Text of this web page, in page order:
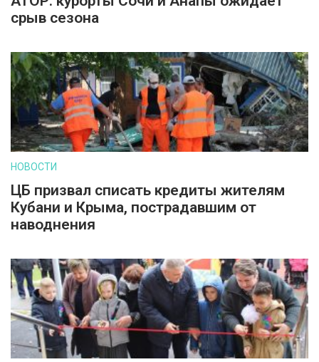
срыв сезона
НОВОСТИ
ЦБ призвал списать кредиты жителям
Кубани и Крыма, пострадавшим от
наводнения